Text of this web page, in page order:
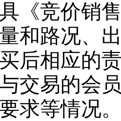
《竞价销
和路况、
后相应的
交易的会
求等情况